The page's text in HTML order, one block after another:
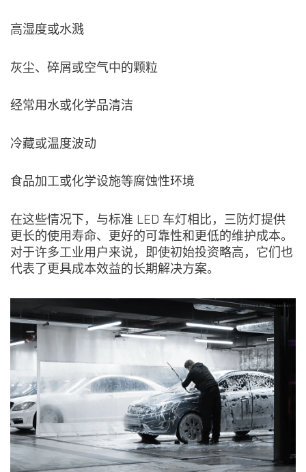
高湿度或水溅
灰尘、碎屑或空气中的颗粒
经常用水或化学品清洁
冷藏或温度波动
食品加工或化学设施等腐蚀性环境
在这些情况下，与标准 LED 车灯相比，三防灯提供
更长的使用寿命、更好的可靠性和更低的维护成本。
对于许多工业用户来说，即使初始投资略高，它们也
代表了更具成本效益的长期解决方案。